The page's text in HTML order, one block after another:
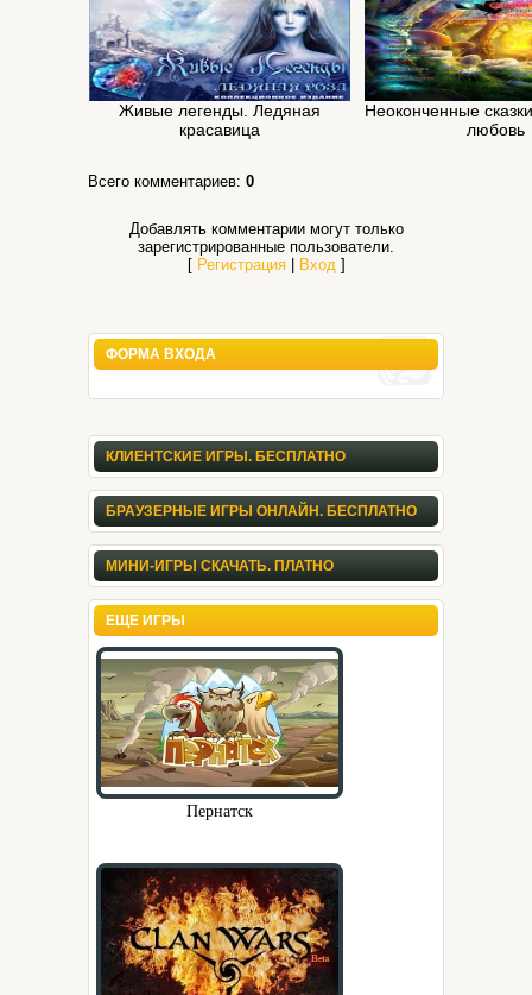
Живые легенды. Ледяная
красавица
Неоконченные
любовь
Всего комментариев: 0
Добавлять комментарии могут только
зарегистрированные пользователи.
[ Регистрация| Вход]
ФОРМА ВХОДА
КЛИЕНТСКИЕ ИГРЫ. БЕСПЛАТНО
БРАУЗЕРНЫЕ ИГРЫ ОНЛАЙН. БЕСПЛАТНО
МИНИ-ИГРЫ СКАЧАТЬ. ПЛАТНО
ЕЩЕ ИГРЫ
Пернатск